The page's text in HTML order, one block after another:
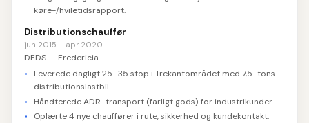
køre-/hviletidsrapport.
Distributionschauffør
jun 2015 – apr 2020
DFDS — Fredericia
Leverede dagligt 25–35 stop i Trekantområdet med 7,5-tons
distributionslastbil.
Håndterede ADR-transport (farligt gods) for industrikunder.
Oplærte 4 nye chauffører i rute, sikkerhed og kundekontakt.